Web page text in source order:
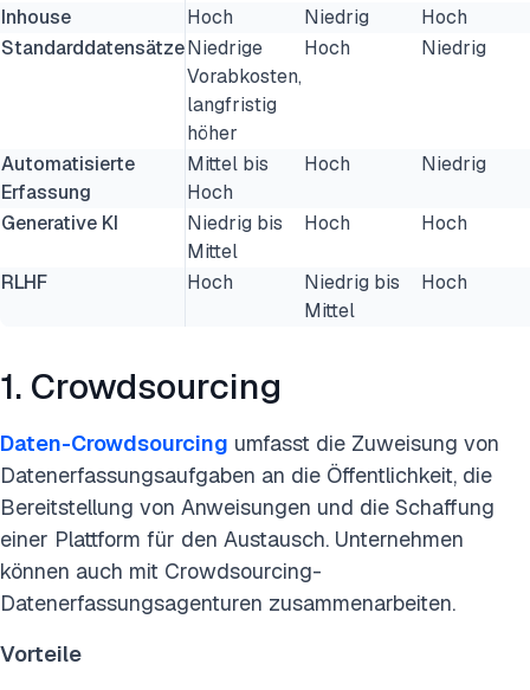
Inhouse Hoch Niedrig
Hoch
StandarddatensätzeNiedrige
Vorabkosten,
langfristig
höher
Hoch Niedrig
Automatisierte
Erfassung
Mittel bis
Hoch
Hoch Niedrig
Generative KI
Niedrig bis
Mittel
Hoch Hoch
RLHF Hoch
Niedrig bis
Mittel
Hoch
1. Crowdsourcing
Daten-Crowdsourcing umfasst die Zuweisung von
Datenerfassungsaufgaben an die Öffentlichkeit, die
Bereitstellung von Anweisungen und die Schaffung
einer Plattform für den Austausch. Unternehmen
können auch mit Crowdsourcing-
Datenerfassungsagenturen zusammenarbeiten.
Vorteile